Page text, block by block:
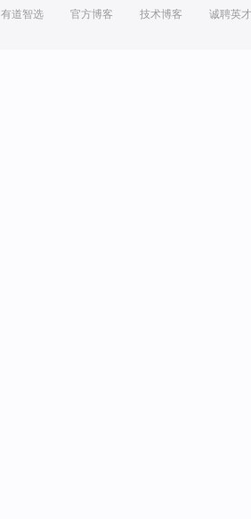
有道智选 官方博客 技术博客 诚聘英才